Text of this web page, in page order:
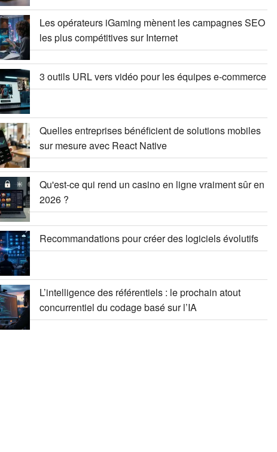
Les opérateurs iGaming mènent les campagnes SEO
les plus compétitives sur Internet
3 outils URL vers vidéo pour les équipes e-commerce
Quelles entreprises bénéficient de solutions mobiles
sur mesure avec React Native
Qu'est-ce qui rend un casino en ligne vraiment sûr en
2026 ?
Recommandations pour créer des logiciels évolutifs
L’intelligence des référentiels : le prochain atout
concurrentiel du codage basé sur l’IA